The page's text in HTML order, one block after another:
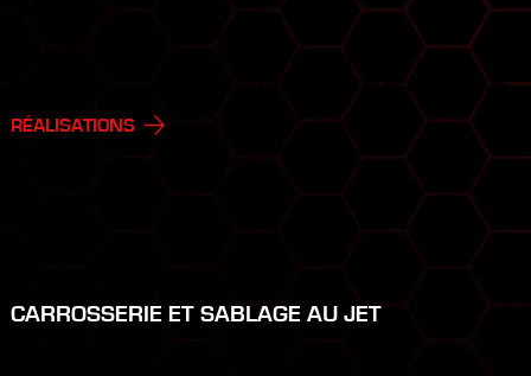
NOUS EFFECTUONS ÉGALEMENT TOUS TRAVAUX DE
SOUDURE REQUIS DANS LE CADRE DE VOS RÉPARATIONS.
RÉALISATIONS
CARROSSERIE ET SABLAGE AU JET